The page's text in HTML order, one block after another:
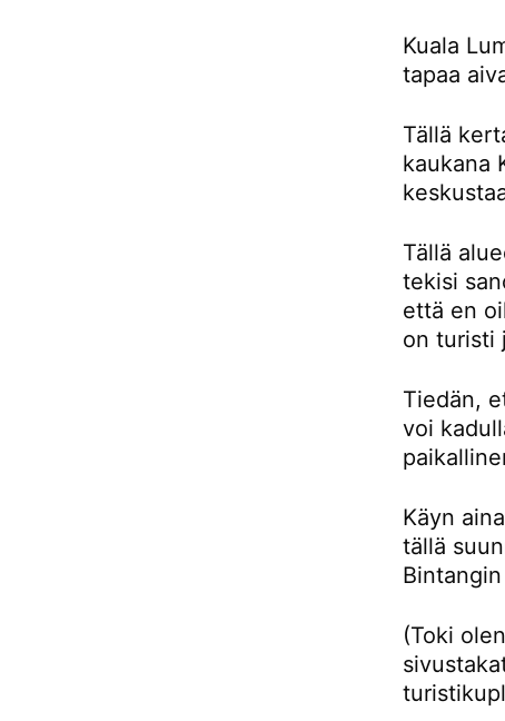
Kuala
tapaa
Tällä
kaukana
Tällä
tekisi
että en
on turisti
Tiedän,
voi
Käyn
tällä
(Toki